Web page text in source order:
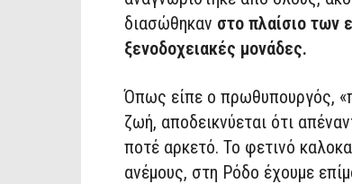
διασώθηκαν στο πλαίσιο των
ξενοδοχειακές μονάδες.
Όπως είπε ο πρωθυπουργός,
ζωή, αποδεικνύεται ότι
ποτέ αρκετό. Το φετινό
ανέμους, στη Ρόδο έχουμε